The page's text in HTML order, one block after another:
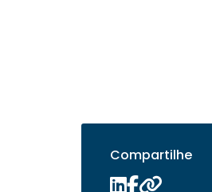
Compartilhe